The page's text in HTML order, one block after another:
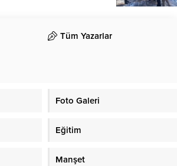
Tüm Yazarlar
Foto Galeri
Eğitim
Manşet